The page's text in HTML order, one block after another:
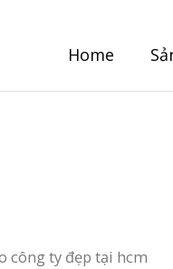
Home
công ty đẹp tại hcm